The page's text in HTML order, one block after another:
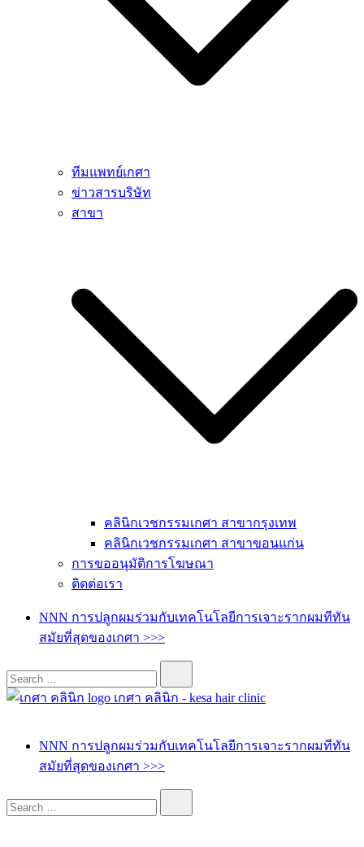
ทีมแพทย์เกศา
ข่าวสารบริษัท
สาขา
คลินิกเวชกรรมเกศา สาขากรุงเทพ
คลินิกเวชกรรมเกศา สาขาขอนแก่น
การขออนุมัติการโฆษณา
ติดต่อเรา
NNN การปลูกผมร่วมกับเทคโนโลยีการเจาะรากผมทีทัน
สมัยที่สุดของเกศา >>>
NNN การปลูกผมร่วมกับเทคโนโลยีการเจาะรากผมทีทัน
สมัยที่สุดของเกศา >>>